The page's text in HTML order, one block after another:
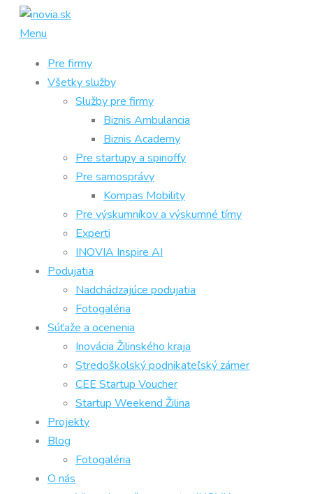
Prejsť
Menu
Pre firmy
Všetky služby
Služby pre firmy
Biznis Ambulancia
Biznis Academy
Pre startupy a spinoffy
Pre samosprávy
Kompas Mobility
Pre výskumníkov a výskumné tímy
Experti
INOVIA Inspire AI
Podujatia
Nadchádzajúce podujatia
Fotogaléria
Súťaže a ocenenia
Inovácia Žilinského kraja
Stredoškolský podnikateľský zámer
CEE Startup Voucher
Startup Weekend Žilina
Projekty
Blog
Fotogaléria
O nás